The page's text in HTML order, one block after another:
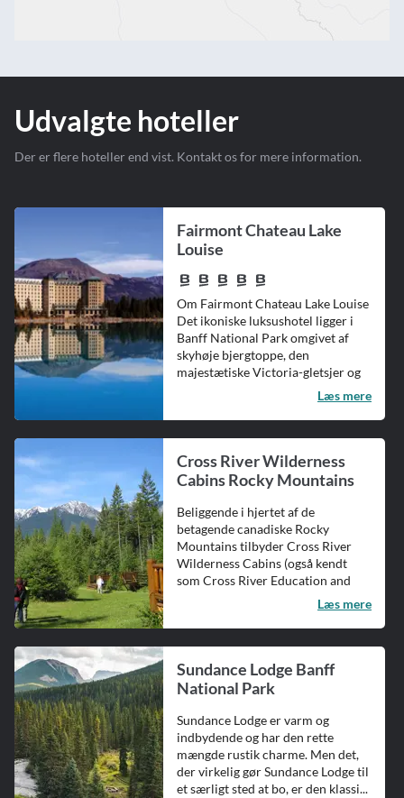
Udvalgte hoteller
Der er flere hoteller end vist. Kontakt os for mere information.
Fairmont Chateau Lake
Louise
Om Fairmont Chateau Lake Louise
Det ikoniske luksushotel ligger i
Banff National Park omgivet af
skyhøje bjergtoppe, den
majestætiske Victoria-gletsjer og
Læs mere
Cross River Wilderness
Cabins Rocky Mountains
Beliggende i hjertet af de
betagende canadiske Rocky
Mountains tilbyder Cross River
Wilderness Cabins (også kendt
som Cross River Education and
Læs mere
Sundance Lodge Banff
National Park
Sundance Lodge er varm og
indbydende og har den rette
mængde rustik charme. Men det,
der virkelig gør Sundance Lodge til
et særligt sted at bo, er den klassi...